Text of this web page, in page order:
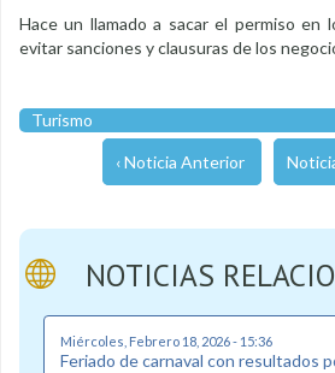
Hace un llamado a sacar el permiso en
evitar sanciones y clausuras de los
Turismo
‹ Noticia Anterior
NOTICIAS
Miércoles, Febrero 18, 2026 - 15:36
Feriado de carnaval con resultados